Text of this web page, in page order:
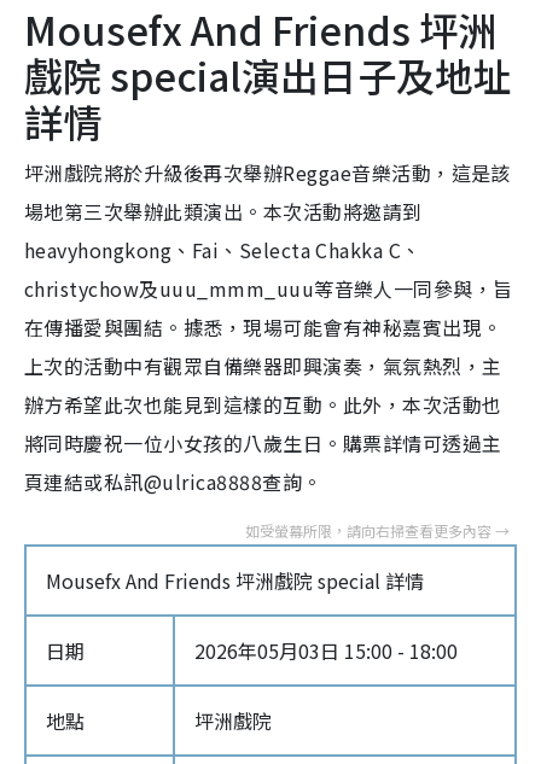
Mousefx And Friends 坪洲
戲院 special演出日子及地址
詳情
坪洲戲院將於升級後再次舉辦Reggae音樂活動，這是該
場地第三次舉辦此類演出。本次活動將邀請到
heavyhongkong、Fai、Selecta Chakka C、
christychow及uuu_mmm_uuu等音樂人一同參與，旨
在傳播愛與團結。據悉，現場可能會有神秘嘉賓出現。
上次的活動中有觀眾自備樂器即興演奏，氣氛熱烈，主
辦方希望此次也能見到這樣的互動。此外，本次活動也
將同時慶祝一位小女孩的八歲生日。購票詳情可透過主
頁連結或私訊@ulrica8888查詢。
Mousefx And Friends 坪洲戲院 special 詳情
日期 2026年05月03日 15:00 - 18:00
地點 坪洲戲院